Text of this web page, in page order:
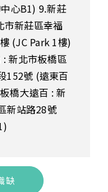
心B1) 9.新莊
市新莊區幸福
(JC Park 1樓)
: 新北市板橋區
152號 (遠東百
橋大遠百 : 新
新站路28號
缺